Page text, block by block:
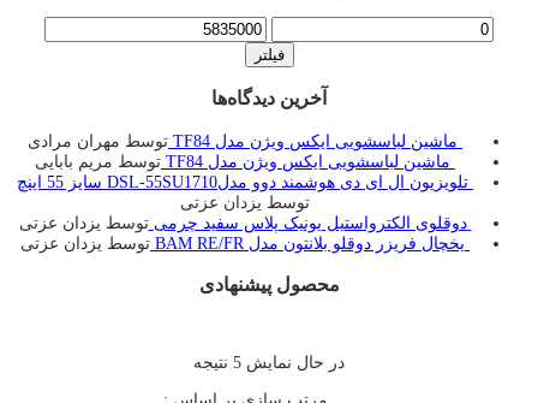
حداقل
قیمت
حداکثر
قیمتفیلتر
آخرین دیدگاه‌ها
ماشین لباسشویی ایکس ویژن مدل TF84
توسط مهران مرادی
ماشین لباسشویی ایکس ویژن مدل TF84
توسط مریم بابایی
تلویزیون ال ای دی هوشمند دوو مدلDSL-55SU1710 سایز 55 اینچ
توسط یزدان عزتی
دوقلوی الکترواستیل یونیک پلاس سفید چرمی توسط یزدان عزتی
یخچال فريزر دوقلو بلانتون مدل BAM RE/FR
توسط یزدان عزتی
محصول پیشنهادی
در حال نمایش 5 نتیجه